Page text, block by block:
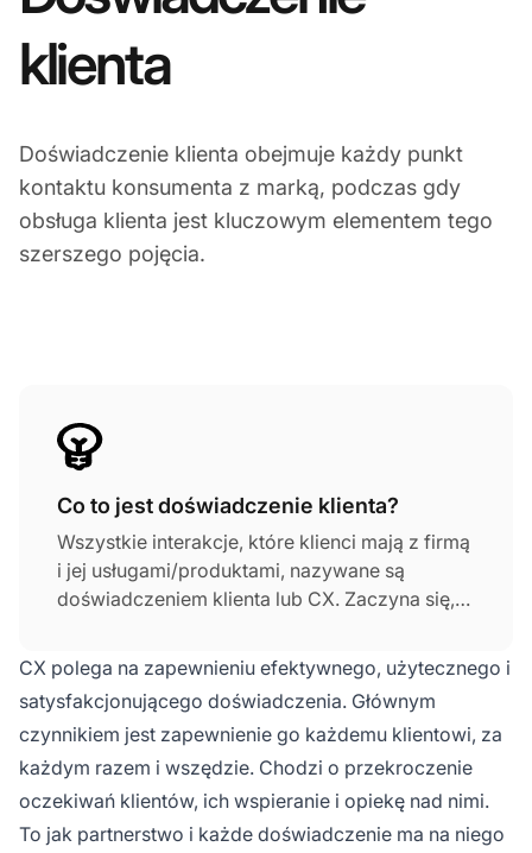
klienta
Doświadczenie klienta obejmuje każdy punkt
kontaktu konsumenta z marką, podczas gdy
obsługa klienta jest kluczowym elementem tego
szerszego pojęcia.
Co to jest doświadczenie klienta?
Wszystkie interakcje, które klienci mają z firmą
i jej usługami/produktami, nazywane są
doświadczeniem klienta lub CX. Zaczyna się,
CX polega na zapewnieniu efektywnego, użytecznego i
satysfakcjonującego doświadczenia. Głównym
czynnikiem jest zapewnienie go każdemu klientowi, za
każdym razem i wszędzie. Chodzi o przekroczenie
oczekiwań klientów, ich wspieranie i opiekę nad nimi.
To jak partnerstwo i każde doświadczenie ma na niego